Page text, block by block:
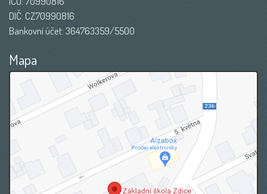
DIČ: CZ70990816
Bankovní účet: 364763359/5500
Mapa